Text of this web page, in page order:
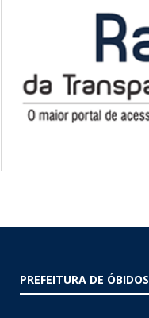
PREFEITURA DE ÓBIDOS